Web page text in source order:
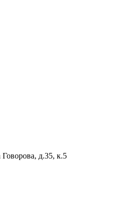
д.35, к.5